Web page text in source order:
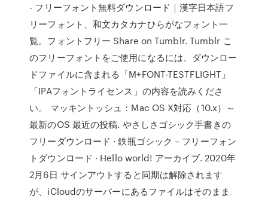
- フリーフォント無料ダウンロード｜漢字日本語フ
リーフォント、和文カタカナひらがなフォント一
覧。フォントフリー Share on Tumblr. Tumblr こ
のフリーフォントをご使用になるには、ダウンロー
ドファイルに含まれる「M+FONT-TESTFLIGHT」
「IPAフォントライセンス」の内容を読みくださ
い。 マッキントッシュ：Mac OS X対応（10.x）～
最新のOS 最近の投稿. やさしさゴシック手書きの
フリーダウンロード · 鉄瓶ゴシック – フリーフォン
トダウンロード · Hello world! アーカイブ. 2020年
2月6日 サインアウトすると同期は解除されます
が、iCloudのサーバーにあるファイルはそのまま